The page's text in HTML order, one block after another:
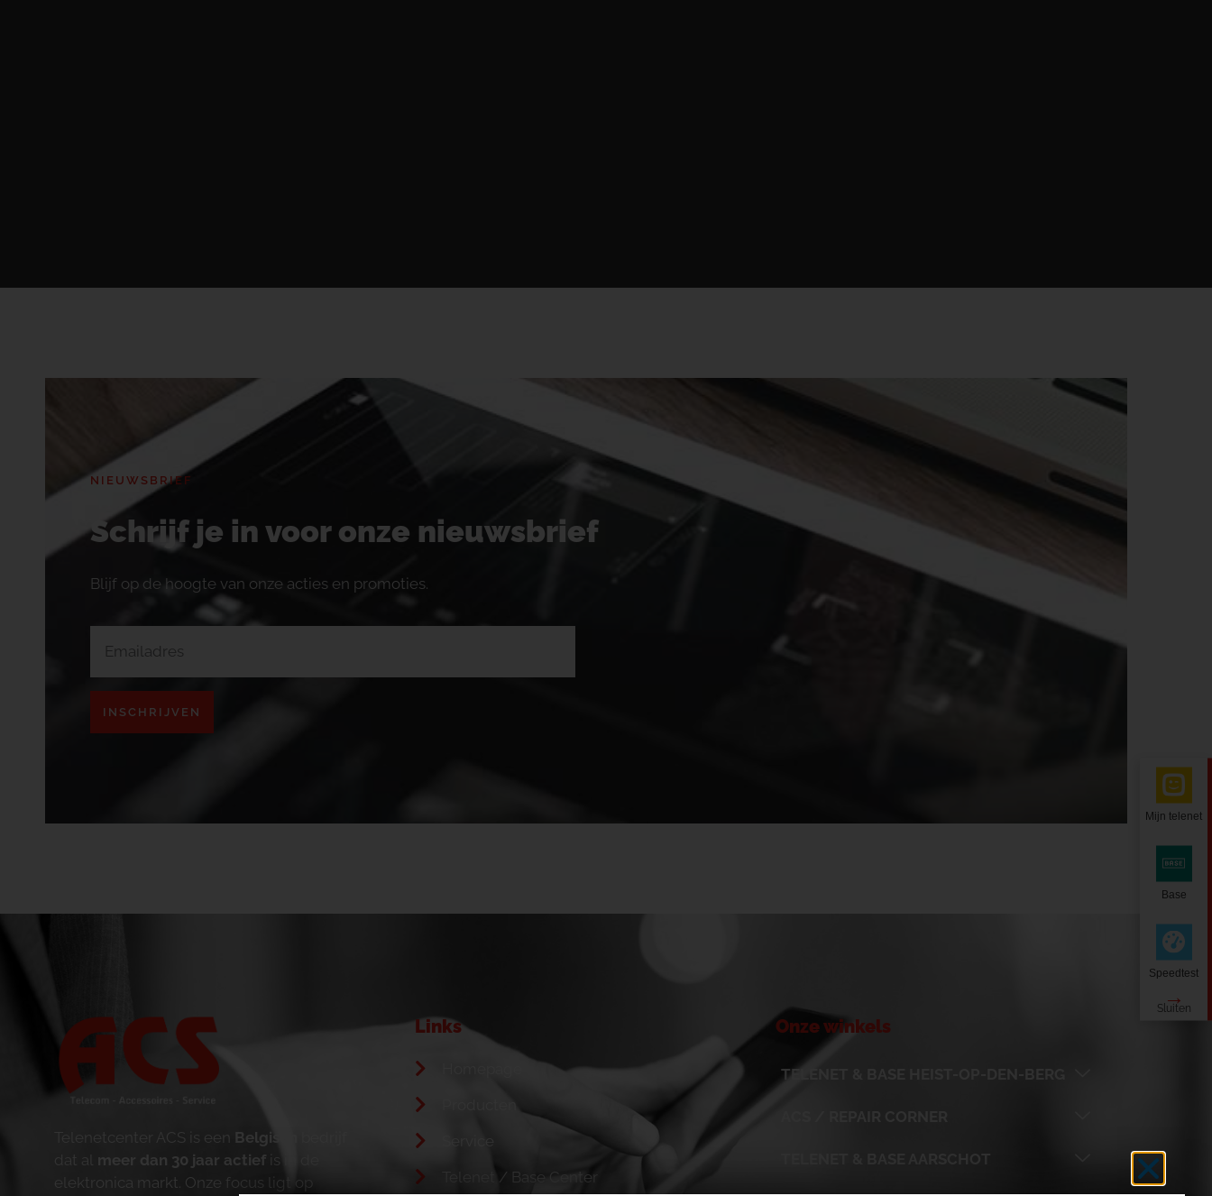
NIEUWSBRIEF
Schrijf je in voor onze nieuwsbrief
Blijf op de hoogte van onze acties en promoties.
INSCHRIJVEN
Telenetcenter ACS is een Belgisch
dat al meer dan 30 jaar actief is in de
elektronica markt. Onze focus ligt op
Links
Telenet / Base Center
Onze winkels
TELENET & BASE HEIST-OP-DEN-BERG
Mijn telenet
Base
Speedtest